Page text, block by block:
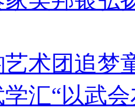
术团追梦
汇“以武